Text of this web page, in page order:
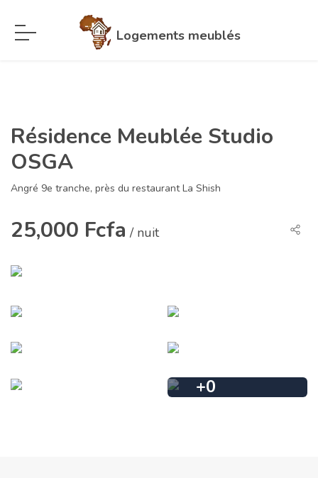
Logements meublés
Résidence Meublée Studio
OSGA
Angré 9e tranche, près du restaurant La Shish
25,000 Fcfa / nuit
+0